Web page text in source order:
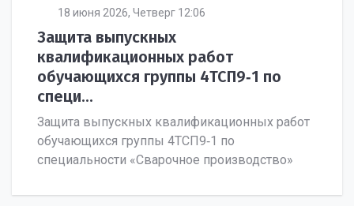
18 июня 2026, Четверг 12:06
Защита выпускных
квалификационных работ
обучающихся группы 4ТСП9‑1 по
специ...
Защита выпускных квалификационных работ
обучающихся группы 4ТСП9‑1 по
специальности «Сварочное производство»